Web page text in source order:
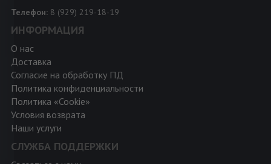
Телефон: 8 (929) 219-18-19
ИНФОРМАЦИЯ
О нас
Доставка
Согласие на обработку ПД
Политика конфиденциальности
Политика «Cookie»
Условия возврата
Наши услуги
СЛУЖБА ПОДДЕРЖКИ